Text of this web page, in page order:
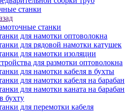
станки
станки
для намотки оптоволокна
для рядовой намотки катушек
для намотки изоляции
для размотки оптоволокна
для намотки кабеля в бухты
для намотки кабеля на барабан
для намотки каната на барабан
бухту
для перемотки кабеля